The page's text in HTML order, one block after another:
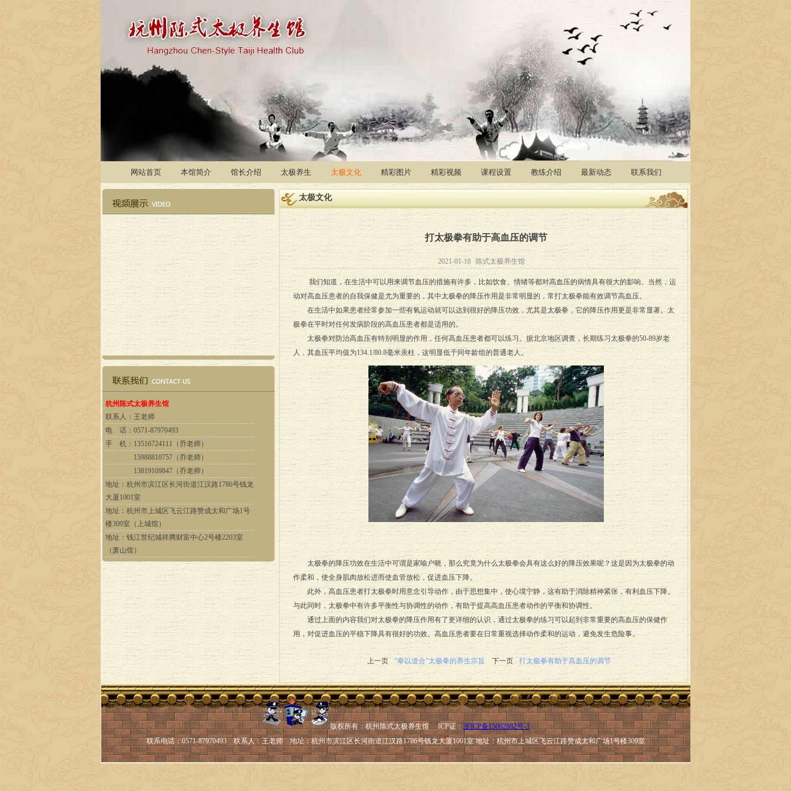
网站首页 本馆简介 馆长介绍 太极养生 太极文化 精彩图片 精彩视频 课程设置 教练介绍 最新动态 联系我们
杭州陈式太极养生馆
联系人： 王老师
电 话： 0571-87970493
手 机： 13516724111（乔老师）
15988810757（乔老师）
13819109847（乔老师）
地址： 杭州市滨江区长河街道江汉路1786号钱龙
大厦1001室
地址：杭州市上城区飞云江路赞成太和广场1号
楼309室（上城馆）
地址：钱江世纪城祥腾财富中心2号楼2203室
（萧山馆）
太极文化
打太极拳有助于高血压的调节
2021-01-18 陈式太极养生馆
我们知道，在生活中可以用来调节血压的措施有许多，比如饮食、情绪等都对高血压的病情具有很大的影响。当然，运
动对高血压患者的自我保健是尤为重要的，其中太极拳的降压作用是非常明显的，常打太极拳能有效调节高血压。
在生活中如果患者经常参加一些有氧运动就可以达到很好的降压功效，尤其是太极拳，它的降压作用更是非常显著。太
极拳在平时对任何发病阶段的高血压患者都是适用的。
太极拳对防治高血压有特别明显的作用，任何高血压患者都可以练习。据北京地区调查，长期练习太极拳的50-89岁老
人，其血压平均值为134.1/80.8毫米汞柱，这明显低于同年龄组的普通老人。
太极拳的降压功效在生活中可谓是家喻户晓，那么究竟为什么太极拳会具有这么好的降压效果呢？这是因为太极拳的动
作柔和，使全身肌肉放松进而使血管放松，促进血压下降。
此外，高血压患者打太极拳时用意念引导动作，由于思想集中，使心境宁静，这有助于消除精神紧张，有利血压下降。
与此同时，太极拳中有许多平衡性与协调性的动作，有助于提高高血压患者动作的平衡和协调性。
通过上面的内容我们对太极拳的降压作用有了更详细的认识，通过太极拳的练习可以起到非常重要的高血压的保健作
用，对促进血压的平稳下降具有很好的功效。高血压患者要在日常重视选择动作柔和的运动，避免发生危险事。
上一页 “拳以道合”太极拳的养生宗旨 下一页 打太极拳有助于高血压的调节
版权所有：杭州陈式太极养生馆 ICP证： 浙ICP备15002882号-3
联系电话：0571-87970493 联系人：王老师 地址：杭州市滨江区长河街道江汉路1786号钱龙大厦1001室 地址：杭州市上城区飞云江路赞成太和广场1号楼309室